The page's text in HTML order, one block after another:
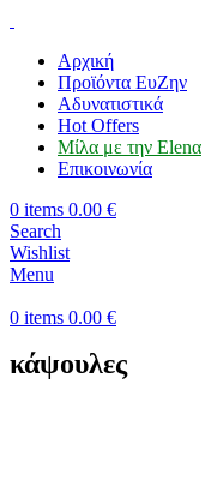
Αρχική
Προϊόντα ΕυΖην
Αδυνατιστικά
Hot Offers
Μίλα με την Εlenα
Επικοινωνία
0 items 0.00 €
Search
Wishlist
Menu
0 items 0.00 €
κάψουλες